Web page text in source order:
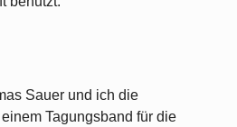
Sauer und ich die
Tagungsband für die